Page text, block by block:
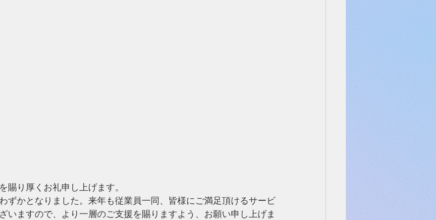
賜り厚くお礼申し上げます。
ずかとなりました。来年も従業員一同、皆様にご満足頂けるサービ
いますので、より一層のご支援を賜りますよう、お願い申し上げま